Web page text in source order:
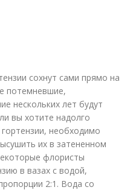
сохнут сами прямо на
потемневшие,
нескольких лет будут
вы хотите надолго
необходимо
их в затененном
флористы
в вазах с водой,
2:1. Вода со